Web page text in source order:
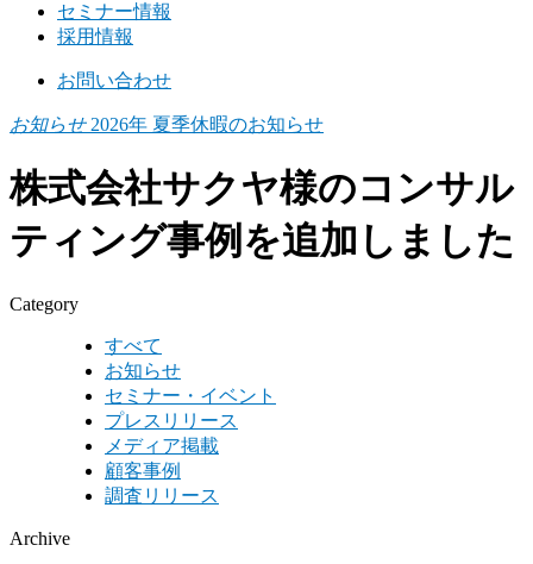
セミナー情報
採用情報
お問い合わせ
お知らせ2026年 夏季休暇のお知らせ
株式会社サクヤ様のコンサル
ティング事例を追加しました
Category
すべて
お知らせ
セミナー・イベント
プレスリリース
メディア掲載
顧客事例
調査リリース
Archive